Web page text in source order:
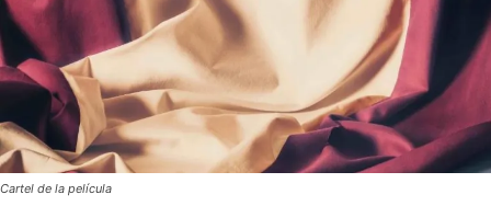
Cartel de la película